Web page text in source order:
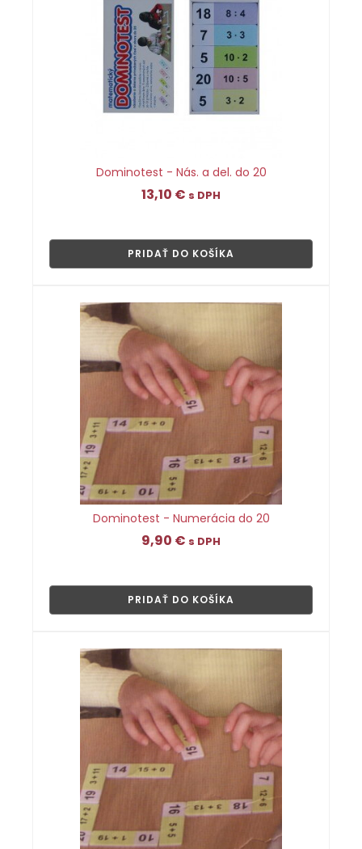
Dominotest - Nás. a del. do 20
13,10 € s DPH
PRIDAŤ DO KOŠÍKA
Dominotest - Numerácia do 20
9,90 € s DPH
PRIDAŤ DO KOŠÍKA